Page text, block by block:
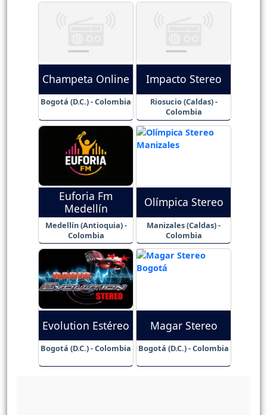
Champeta Online
Bogotá (D.C.) - Colombia
Impacto Stereo
Riosucio (Caldas) -
Colombia
Euforia Fm
Medellín
Medellín (Antioquia) -
Colombia
Olímpica Stereo
Manizales (Caldas) -
Colombia
Evolution Estéreo
Bogotá (D.C.) - Colombia
Magar Stereo
Bogotá (D.C.) - Colombia